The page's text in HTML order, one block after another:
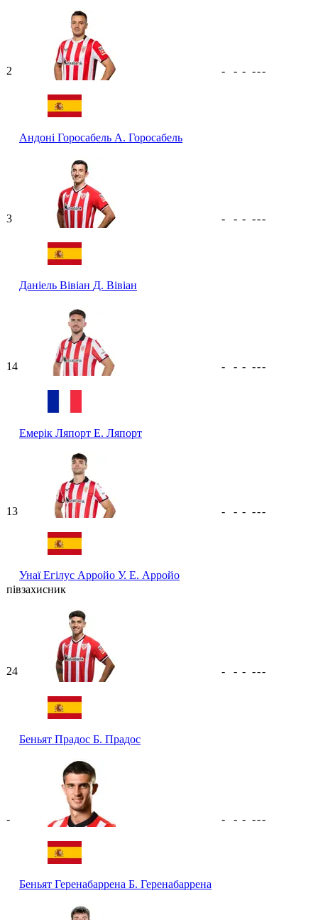
2
Андоні Горосабель А. Горосабель
- - - ---
3
Даніель Вівіан Д. Вівіан
- - - ---
14
Емерік Ляпорт Е. Ляпорт
- - - ---
13
Унаї Егілус Арройо У. Е. Арройо
- - - ---
півзахисник
24
Беньят Прадос Б. Прадос
- - - ---
-
Беньят Геренабаррена Б. Геренабаррена
- - - ---